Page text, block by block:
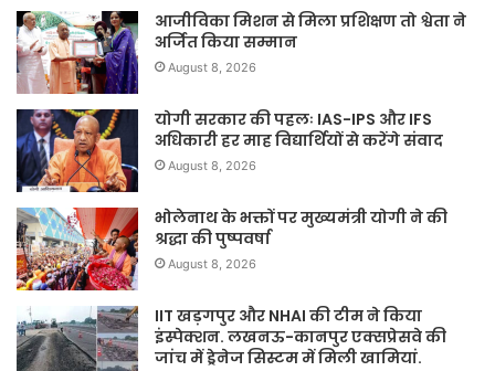
आजीविका मिशन से मिला प्रशिक्षण तो श्वेता ने
अर्जित किया सम्मान
August 8, 2026
योगी सरकार की पहलः IAS-IPS और IFS
अधिकारी हर माह विद्यार्थियों से करेंगे संवाद
August 8, 2026
भोलेनाथ के भक्तों पर मुख्यमंत्री योगी ने की
श्रद्धा की पुष्पवर्षा
August 8, 2026
IIT खड़गपुर और NHAI की टीम ने किया
इंस्पेक्शन. लखनऊ-कानपुर एक्सप्रेसवे की
जांच में ड्रेनेज सिस्टम में मिली खामियां.